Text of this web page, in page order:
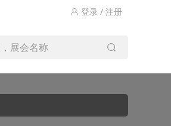
登录 / 注册
展会名称